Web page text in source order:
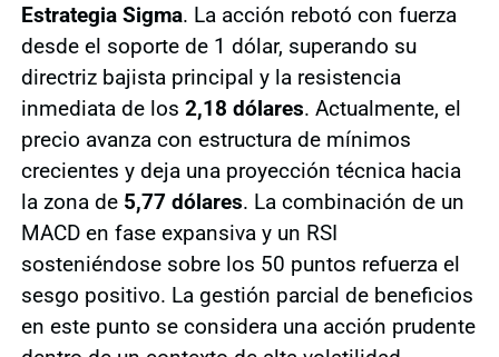
Estrategia Sigma. La acción rebotó con fuerza
desde el soporte de 1 dólar, superando su
directriz bajista principal y la resistencia
inmediata de los 2,18 dólares. Actualmente, el
precio avanza con estructura de mínimos
crecientes y deja una proyección técnica hacia
la zona de 5,77 dólares. La combinación de un
MACD en fase expansiva y un RSI
sosteniéndose sobre los 50 puntos refuerza el
sesgo positivo. La gestión parcial de beneficios
en este punto se considera una acción prudente